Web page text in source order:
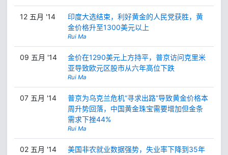
12 五月 '14
印度大选结束，利好黄金的人民党获胜，黄
金价格升至1300美元以上
Rui Ma
09 五月 '14
金价在1290美元上方持平，普京访问克里米
亚导致欧元区股市从六年高位下跌
Rui Ma
07 五月 '14
普京为乌克兰危机“寻求出路”导致黄金价格本
周升势回落，中国黄金珠宝需要增加但金条
需求下挫44%
Rui Ma
02 五月 '14
美国非农就业数据强势，失业率下降到35年